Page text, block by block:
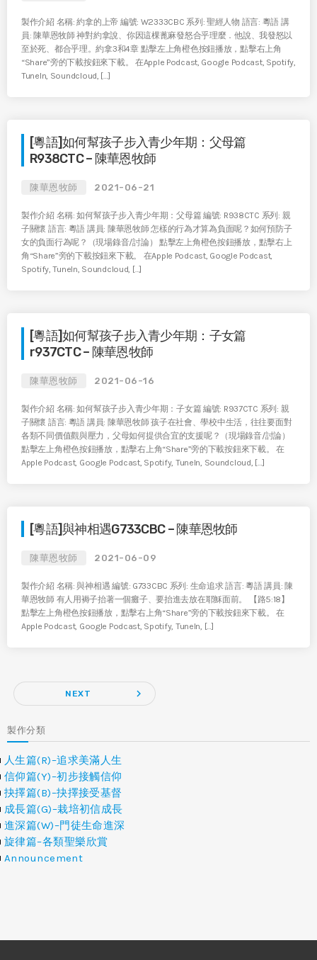
製作介紹 名稱: 約拿的上帝 編號: W2333CBC 系列: 聖經人物 語言: 粵語 講
員: 陳華恩牧師 神對約拿說、你因這棵蓖麻發怒合乎理麼．他說、我發怒以
至於死、都合乎理。約拿3和4章 點擊左上角橙色按鈕播放，點擊右上角
“Share”旁的下載按鈕來下載。 在Apple Podcast, Google Podcast, Spotify,
TuneIn, Soundcloud, […]
[粵語]如何幫孩子步入青少年期：父母篇
R938CTC – 陳華恩牧師
陳華恩牧師 2021-06-21
製作介紹 名稱: 如何幫孩子步入青少年期：父母篇 編號: R938CTC 系列: 親
子關懷 語言: 粵語 講員: 陳華恩牧師 怎樣的行為才算為負面呢？如何預防子
女的負面行為呢？（現場錄音/討論） 點擊左上角橙色按鈕播放，點擊右上
角“Share”旁的下載按鈕來下載。 在Apple Podcast, Google Podcast,
Spotify, TuneIn, Soundcloud, […]
[粵語]如何幫孩子步入青少年期：子女篇
r937CTC – 陳華恩牧師
陳華恩牧師 2021-06-16
製作介紹 名稱: 如何幫孩子步入青少年期：子女篇 編號: R937CTC 系列: 親
子關懷 語言: 粵語 講員: 陳華恩牧師 孩子在社會、學校中生活，往往要面對
各類不同價值觀與壓力，父母如何提供合宜的支援呢？（現場錄音/討論）
點擊左上角橙色按鈕播放，點擊右上角“Share”旁的下載按鈕來下載。 在
Apple Podcast, Google Podcast, Spotify, TuneIn, Soundcloud, […]
[粵語]與神相遇G733CBC – 陳華恩牧師
陳華恩牧師 2021-06-09
製作介紹 名稱: 與神相遇 編號: G733CBC 系列: 生命追求 語言: 粵語 講員: 陳
華恩牧師 有人用褥子抬著一個癱子、要抬進去放在耶穌面前。 【路5:18】
點擊左上角橙色按鈕播放，點擊右上角“Share”旁的下載按鈕來下載。 在
Apple Podcast, Google Podcast, Spotify, TuneIn, […]
NEXT navigate_next
製作分類
人生篇(R)–追求美滿人生
信仰篇(Y)–初步接觸信仰
抉擇篇(B)–抉擇接受基督
成長篇(G)–栽培初信成長
進深篇(W)–門徒生命進深
旋律篇–各類聖樂欣賞
Announcement